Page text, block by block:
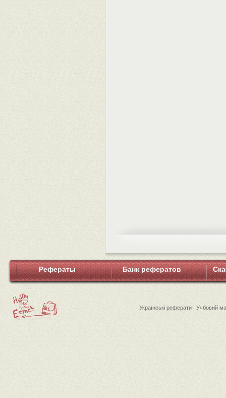
Рефераты Банк рефератов
Українські реферати | Учбовий